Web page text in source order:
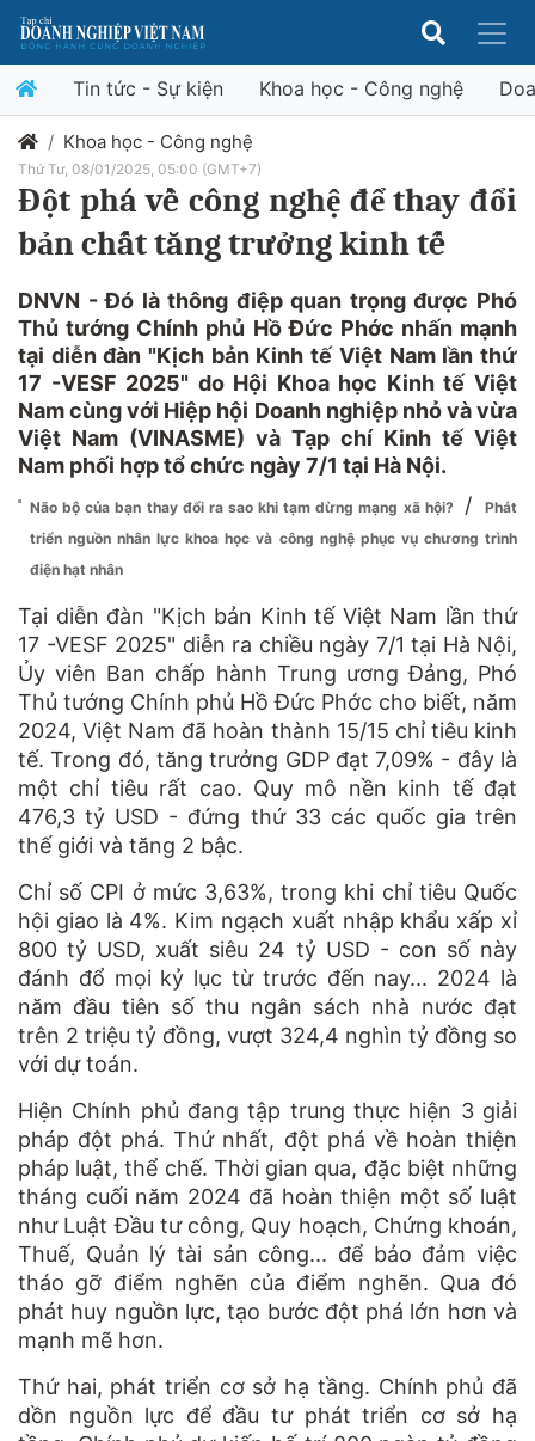
Tin tức - Sự kiện Khoa học - Công nghệ
Khoa học - Công nghệ
Thứ Tư, 08/01/2025, 05:00 (GMT+7)
Đột phá về công nghệ để thay đổi
bản chất tăng trưởng kinh tế
DNVN - Đó là thông điệp quan trọng được Phó
Thủ tướng Chính phủ Hồ Đức Phớc nhấn mạnh
tại diễn đàn "Kịch bản Kinh tế Việt Nam lần thứ
17 -VESF 2025" do Hội Khoa học Kinh tế Việt
Nam cùng với Hiệp hội Doanh nghiệp nhỏ và vừa
Việt Nam (VINASME) và Tạp chí Kinh tế Việt
Nam phối hợp tổ chức ngày 7/1 tại Hà Nội.
Não bộ của bạn thay đổi ra sao khi tạm dừng mạng xã hội? /
Phát
triển nguồn nhân lực khoa học và công nghệ phục vụ chương trình
điện hạt nhân
Tại diễn đàn "Kịch bản Kinh tế Việt Nam lần thứ
17 -VESF 2025" diễn ra chiều ngày 7/1 tại Hà Nội,
Ủy viên Ban chấp hành Trung ương Đảng, Phó
Thủ tướng Chính phủ Hồ Đức Phớc cho biết, năm
2024, Việt Nam đã hoàn thành 15/15 chỉ tiêu kinh
tế. Trong đó, tăng trưởng GDP đạt 7,09% - đây là
một chỉ tiêu rất cao. Quy mô nền kinh tế đạt
476,3 tỷ USD - đứng thứ 33 các quốc gia trên
thế giới và tăng 2 bậc.
Chỉ số CPI ở mức 3,63%, trong khi chỉ tiêu Quốc
hội giao là 4%. Kim ngạch xuất nhập khẩu xấp xỉ
800 tỷ USD, xuất siêu 24 tỷ USD - con số này
đánh đổ mọi kỷ lục từ trước đến nay... 2024 là
năm đầu tiên số thu ngân sách nhà nước đạt
trên 2 triệu tỷ đồng, vượt 324,4 nghìn tỷ đồng so
với dự toán.
Hiện Chính phủ đang tập trung thực hiện 3 giải
pháp đột phá. Thứ nhất, đột phá về hoàn thiện
pháp luật, thể chế. Thời gian qua, đặc biệt những
tháng cuối năm 2024 đã hoàn thiện một số luật
như Luật Đầu tư công, Quy hoạch, Chứng khoán,
Thuế, Quản lý tài sản công... để bảo đảm việc
tháo gỡ điểm nghẽn của điểm nghẽn. Qua đó
phát huy nguồn lực, tạo bước đột phá lớn hơn và
mạnh mẽ hơn.
Thứ hai, phát triển cơ sở hạ tầng. Chính phủ đã
dồn nguồn lực để đầu tư phát triển cơ sở hạ